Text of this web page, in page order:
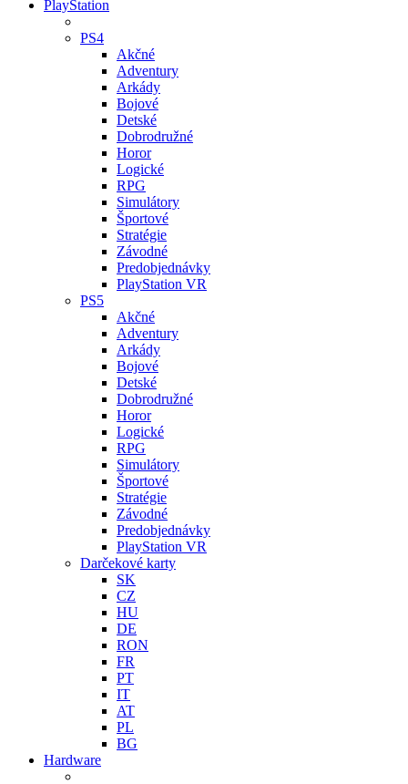
PlayStation
PS4
Akčné
Adventury
Arkády
Bojové
Detské
Dobrodružné
Horor
Logické
RPG
Simulátory
Športové
Stratégie
Závodné
Predobjednávky
PlayStation VR
PS5
Akčné
Adventury
Arkády
Bojové
Detské
Dobrodružné
Horor
Logické
RPG
Simulátory
Športové
Stratégie
Závodné
Predobjednávky
PlayStation VR
Darčekové karty
SK
CZ
HU
DE
RON
FR
PT
IT
AT
PL
BG
Hardware